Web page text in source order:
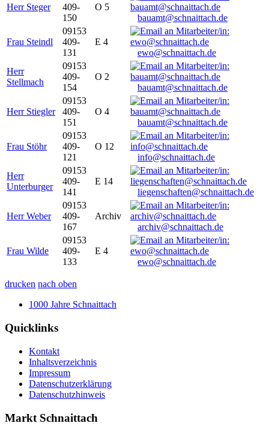
Herr Steger
409-
150
O 5
bauamt@schnaittach.de
Frau Steindl
09153
409-
131
E 4
ewo@schnaittach.de
Herr
Stellmach
09153
409-
154
O 2
bauamt@schnaittach.de
Herr Stiegler
09153
409-
151
O 4
bauamt@schnaittach.de
Frau Stöhr
09153
409-
121
O 12
info@schnaittach.de
Herr
Unterburger
09153
409-
141
E 14
liegenschaften@schnaittach.de
Herr Weber
09153
409-
167
Archiv
archiv@schnaittach.de
Frau Wilde
09153
409-
133
E 4
ewo@schnaittach.de
drucken nach oben
1000 Jahre Schnaittach
Quicklinks
Kontakt
Inhaltsverzeichnis
Impressum
Datenschutzerklärung
Datenschutzhinweis
Markt Schnaittach